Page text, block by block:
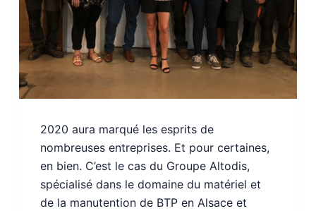
2020 aura marqué les esprits de
nombreuses entreprises. Et pour certaines,
en bien. C’est le cas du Groupe Altodis,
spécialisé dans le domaine du matériel et
de la manutention de BTP en Alsace et